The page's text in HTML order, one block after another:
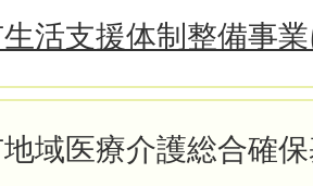
活支援体制整備事
域医療介護総合確